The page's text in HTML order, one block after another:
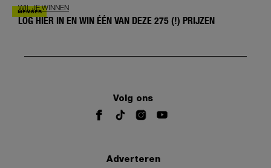
WIL JE WINNEN
LOG HIER IN EN WIN ÉÉN VAN DEZE 275 (!) PRIJZEN
Volg ons
Adverteren